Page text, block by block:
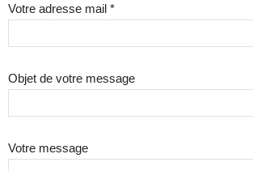
Votre adresse mail *
Objet de votre message
Votre message